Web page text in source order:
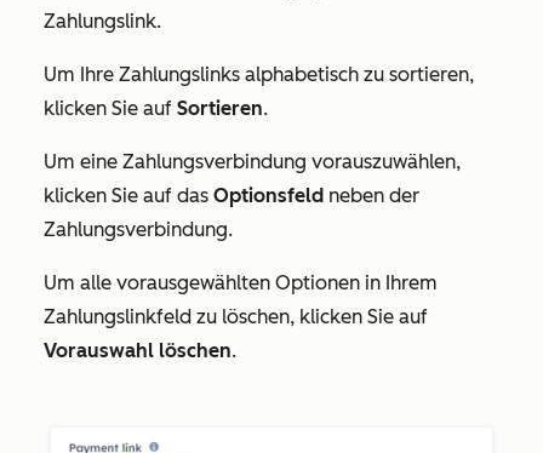
Zahlungslink.
Um Ihre Zahlungslinks alphabetisch zu sortieren,
klicken Sie auf Sortieren.
Um eine Zahlungsverbindung vorauszuwählen,
klicken Sie auf das Optionsfeld neben der
Zahlungsverbindung.
Um alle vorausgewählten Optionen in Ihrem
Zahlungslinkfeld zu löschen, klicken Sie auf
Vorauswahl löschen.